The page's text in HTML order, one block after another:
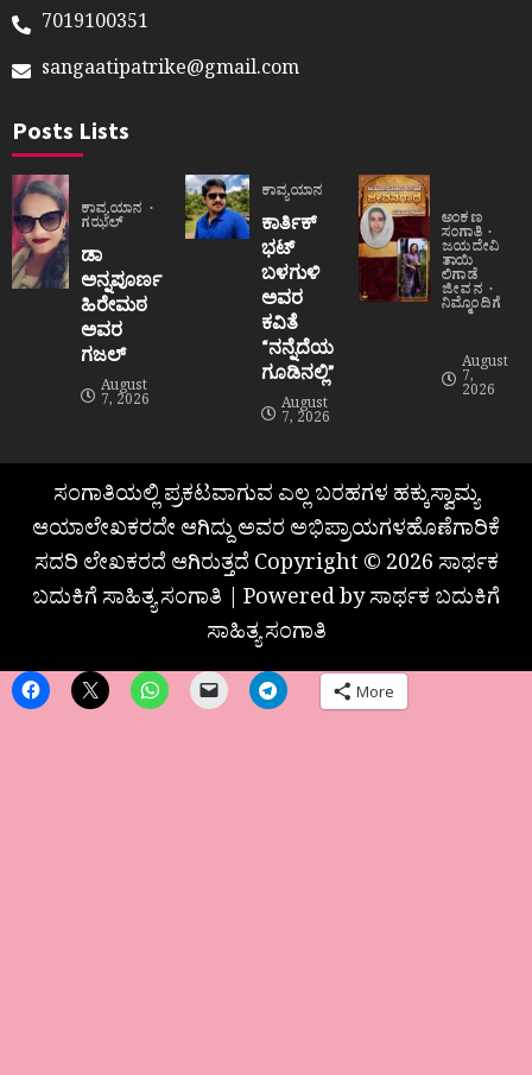
7019100351
sangaatipatrike@gmail.com
Posts Lists
ಕಾವ್ಯಯಾನ
ಗಝಲ್
ಡಾ
ಅನ್ನಪೂರ್ಣ
ಹಿರೇಮಠ
ಅವರ
ಗಜಲ್
August
7, 2026
ಕಾವ್ಯಯಾನ
ಕಾರ್ತಿಕ್
ಭಟ್
ಬಳಗುಳಿ
ಅವರ
ಕವಿತೆ
“ನನ್ನೆದೆಯ
ಗೂಡಿನಲ್ಲಿ”
August
7, 2026
ಅಂಕಣ
ಸಂಗಾತಿ
ಜಯದೇವಿ
ತಾಯಿ
ಲಿಗಾಡೆ
ಜೀವನ
ನಿಮ್ಮೊಂದಿಗೆ
August
7,
2026
ಸಂಗಾತಿಯಲ್ಲಿ ಪ್ರಕಟವಾಗುವ ಎಲ್ಲ ಬರಹಗಳ ಹಕ್ಕುಸ್ವಾಮ್ಯ
ಆಯಾಲೇಖಕರದೇ ಆಗಿದ್ದು ಅವರ ಅಭಿಪ್ರಾಯಗಳಹೊಣೆಗಾರಿಕೆ
ಸದರಿ ಲೇಖಕರದೆ ಆಗಿರುತ್ತದೆ Copyright © 2026 ಸಾರ್ಥಕ
ಬದುಕಿಗೆ ಸಾಹಿತ್ಯ ಸಂಗಾತಿ | Powered by ಸಾರ್ಥಕ ಬದುಕಿಗೆ
ಸಾಹಿತ್ಯ ಸಂಗಾತಿ
More